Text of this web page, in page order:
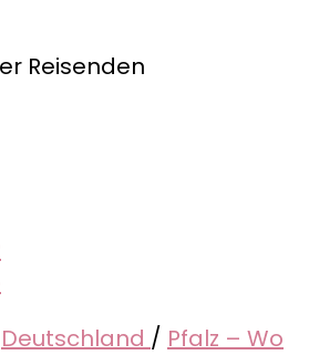
Reisenden
Deutschland / Pfalz – Wo